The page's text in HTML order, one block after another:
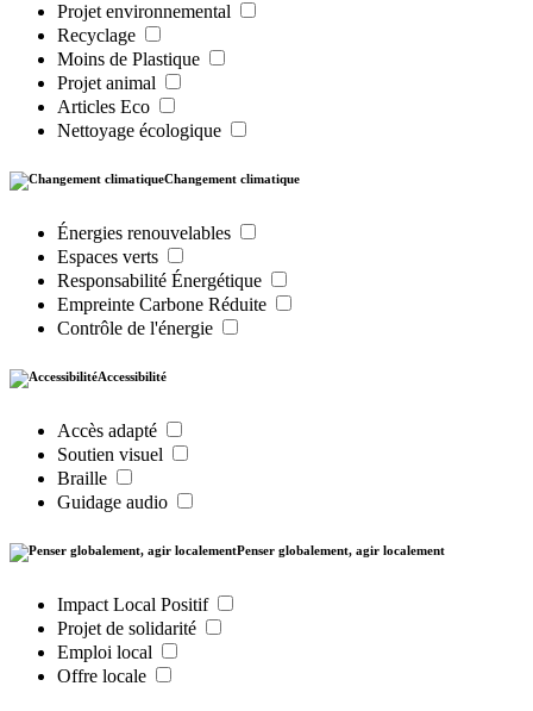
Projet environnemental
Recyclage
Moins de Plastique
Projet animal
Articles Eco
Nettoyage écologique
Changement climatique
Énergies renouvelables
Espaces verts
Responsabilité Énergétique
Empreinte Carbone Réduite
Contrôle de l'énergie
Accessibilité
Accès adapté
Soutien visuel
Braille
Guidage audio
Penser globalement, agir localement
Impact Local Positif
Projet de solidarité
Emploi local
Offre locale